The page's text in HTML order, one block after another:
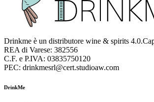
Drinkme è un distributore wine & spirits
REA di Varese: 382556
C.F. e P.IVA: 03835750120
PEC: drinkmesrl@cert.studioaw.com
DrinkMe